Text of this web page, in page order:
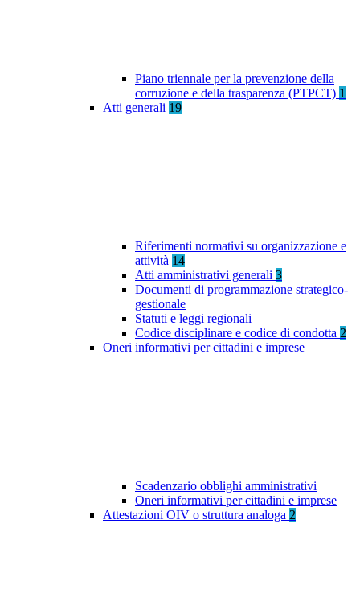
Piano triennale per la prevenzione della
corruzione e della trasparenza (PTPCT) 1
Atti generali 19
Riferimenti normativi su organizzazione e
attività 14
Atti amministrativi generali 3
Documenti di programmazione strategico-
gestionale
Statuti e leggi regionali
Codice disciplinare e codice di condotta 2
Oneri informativi per cittadini e imprese
Scadenzario obblighi amministrativi
Oneri informativi per cittadini e imprese
Attestazioni OIV o struttura analoga 2